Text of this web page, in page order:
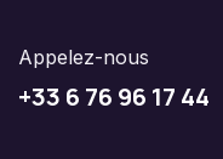
Appelez-nous
+33 6 76 96 17 44